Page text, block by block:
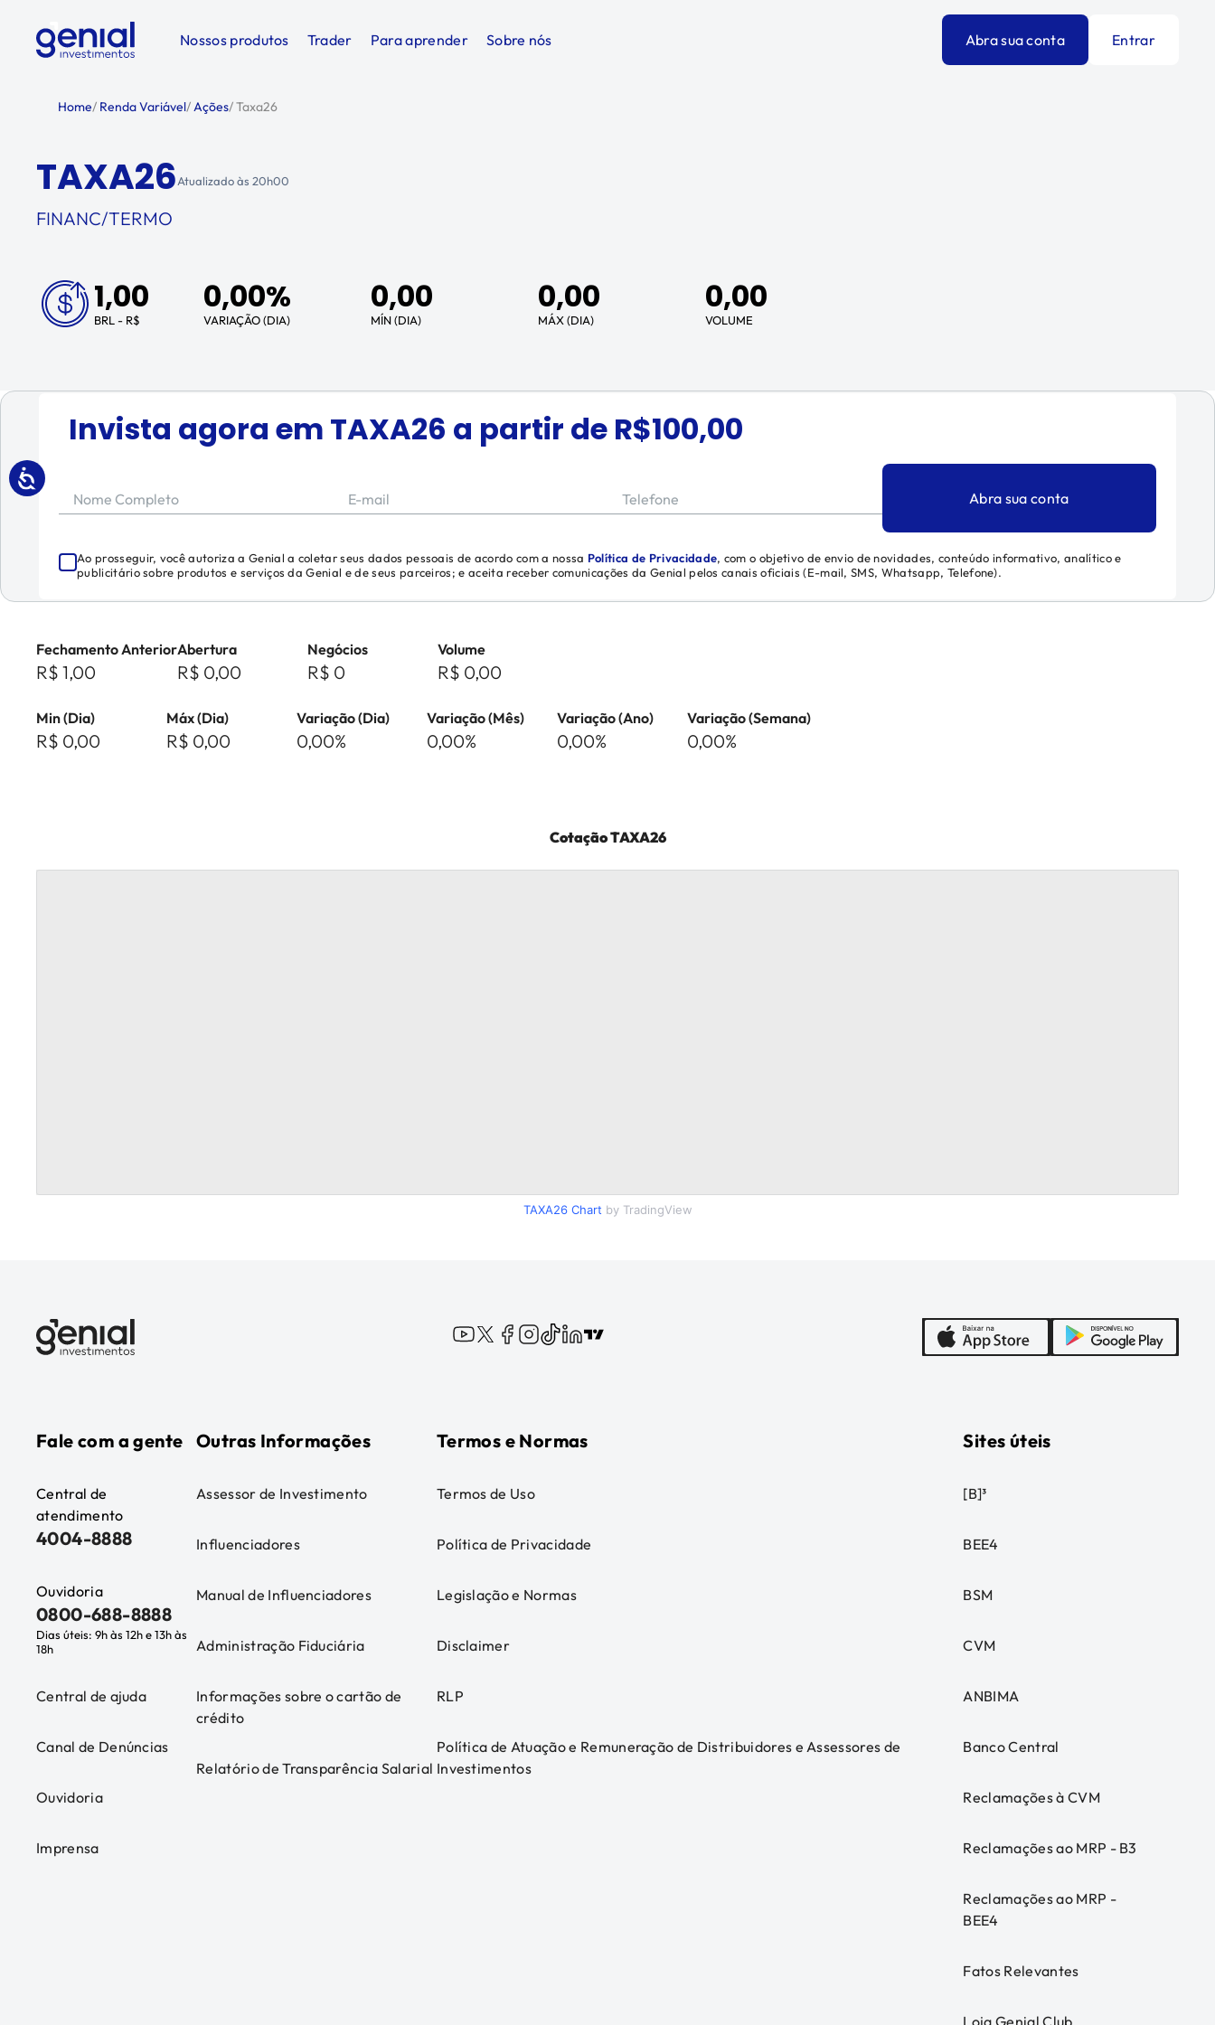
Nossos produtos Trader Para aprender Sobre nós Abra sua conta Entrar
Home/ Renda Variável/Ações/Taxa26
TAXA26Atualizado às 20h00
FINANC/TERMO
1,00
BRL - R$
0,00%
VARIAÇÃO (DIA)
0,00
MÍN (DIA)
0,00
MÁX (DIA)
0,00
VOLUME
Invista agora em TAXA26 a partir de R$100,00
Nome Completo E-mail Telefone Abra sua conta
Ao prosseguir, você autoriza a Genial a coletar seus dados pessoais de acordo com a nossa Política de Privacidade, com o objetivo de envio de novidades, conteúdo informativo, analítico e
publicitário sobre produtos e serviços da Genial e de seus parceiros; e aceita receber comunicações da Genial pelos canais oficiais (E-mail, SMS, Whatsapp, Telefone).
Fechamento Anterior
R$ 1,00
Abertura
R$ 0,00
Negócios
R$ 0
Volume
R$ 0,00
Min (Dia)
R$ 0,00
Máx (Dia)
R$ 0,00
Variação (Dia)
0,00%
Variação (Mês)
0,00%
Variação (Ano)
0,00%
Variação (Semana)
0,00%
CotaçãoTAXA26
TAXA26Chart by TradingView
Fale com a gente
Central de
atendimento
4004-8888
Ouvidoria
0800-688-8888
Dias úteis: 9h às 12h e 13h às
18h
Central de ajuda
Canal de Denúncias
Ouvidoria
Imprensa
Outras Informações
Assessor de Investimento
Influenciadores
Manual de Influenciadores
Administração Fiduciária
Informações sobre o cartão de
crédito
Relatório de Transparência Salarial
Termos e Normas
Termos de Uso
Política de Privacidade
Legislação e Normas
Disclaimer
RLP
Política de Atuação e Remuneração de Distribuidores e Assessores de
Investimentos
Sites úteis
[B]³
BEE4
BSM
CVM
ANBIMA
Banco Central
Reclamações à CVM
Reclamações ao MRP - B3
Reclamações ao MRP -
BEE4
Fatos Relevantes
Loja Genial Club